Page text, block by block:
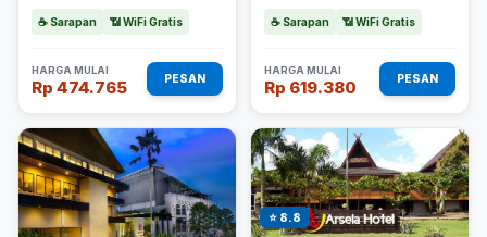
☕ Sarapan 📶 WiFi Gratis
HARGA MULAI
Rp 474.765 PESAN
☕ Sarapan 📶 WiFi Gratis
HARGA MULAI
Rp 619.380 PESAN
⭐ 8.8